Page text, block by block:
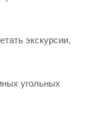
экскурсии,
угольных